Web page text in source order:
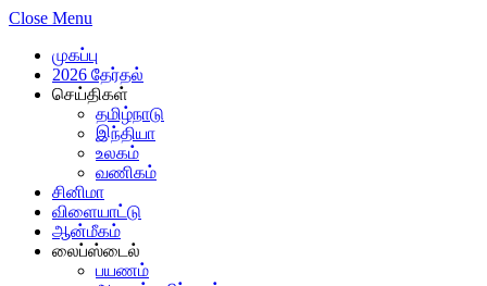
Close Menu
முகப்பு
2026 தேர்தல்
செய்திகள்
தமிழ்நாடு
இந்தியா
உலகம்
வணிகம்
சினிமா
விளையாட்டு
ஆன்மீகம்
லைப்ஸ்டைல்
பயணம்